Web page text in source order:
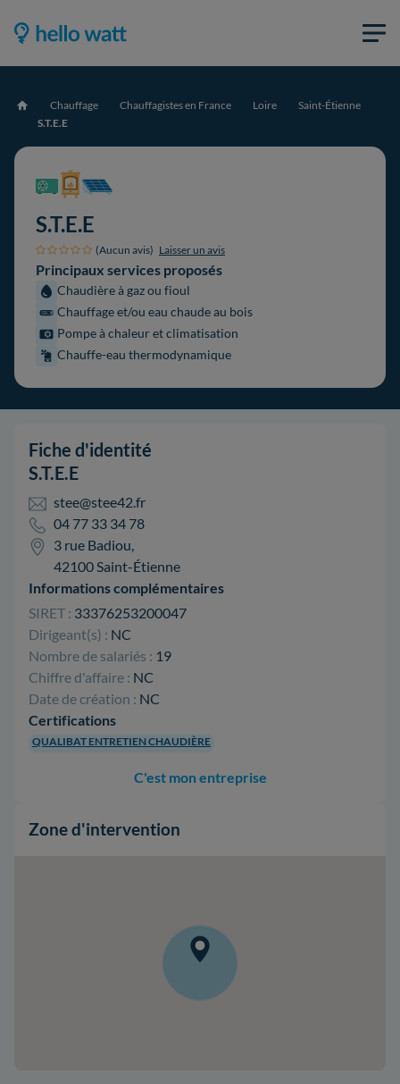
Accueil Chauffage Chauffagistes en France Loire
Saint-Étienne
S.T.E.E
S.T.E.E
(Aucun avis) Laisser un avis
Principaux services proposés
Chaudière à gaz ou fioul
Chauffage et/ou eau chaude au bois
Pompe à chaleur et climatisation
Chauffe-eau thermodynamique
Fiche d'identité
S.T.E.E
stee@stee42.fr
04 77 33 34 78
3 rue Badiou,
42100 Saint-Étienne
Informations complémentaires
SIRET : 33376253200047
Dirigeant(s) : NC
Nombre de salariés : 19
Chiffre d'affaire : NC
Date de création : NC
Certifications
QUALIBAT ENTRETIEN CHAUDIÈRE
C'est mon entreprise
Zone d'intervention